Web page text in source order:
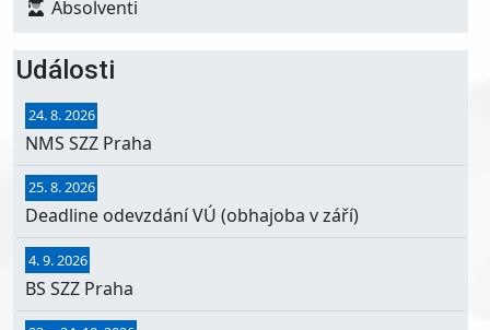
Absolventi
Události
NMS SZZ Praha
24. 8. 2026
Deadline odevzdání VÚ (obhajoba v září)
25. 8. 2026
BS SZZ Praha
4. 9. 2026